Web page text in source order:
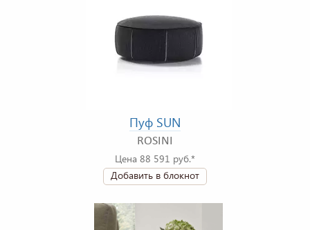
Пуф SUN
ROSINI
Цена 88 591 руб.*
Добавить в блокнот